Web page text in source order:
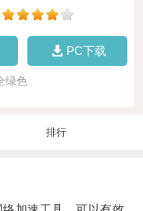
PC下载
绿色
排行